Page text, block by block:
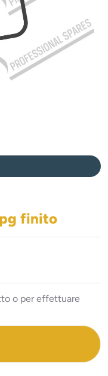
finito
o per effettuare